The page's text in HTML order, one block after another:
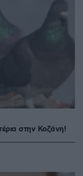
στην Κοζάνη!